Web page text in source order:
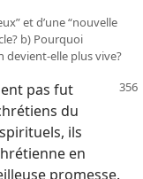
et d’une “nouvelle
b) Pourquoi
devient-​elle plus vive?
pas fut
du
ils
en
promesse.